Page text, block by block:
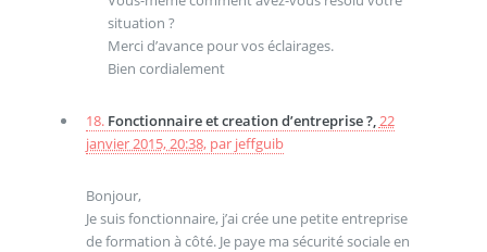
situation ?
Merci d’avance pour vos éclairages.
Bien cordialement
18. Fonctionnaire et creation d’entreprise ?,22
janvier 2015, 20:38, par jeffguib
Bonjour,
Je suis fonctionnaire, j’ai crée une petite entreprise
de formation à côté. Je paye ma sécurité sociale en